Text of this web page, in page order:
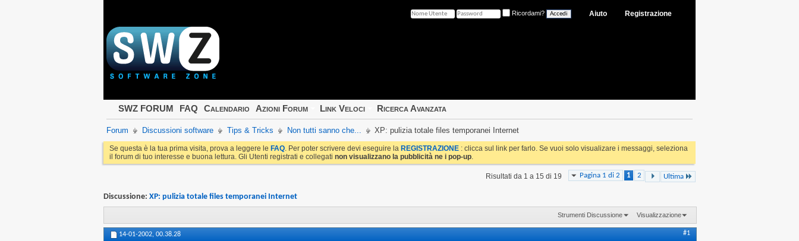
Registrazione
Aiuto
Ricordami?
SWZ FORUM FAQ Calendario Azioni Forum Link Veloci Ricerca Avanzata
Forum Discussioni software Tips & Tricks Non tutti sanno che... XP: pulizia totale files temporanei Internet
Se questa è la tua prima visita, prova a leggere le FAQ. Per poter scrivere devi eseguire la REGISTRAZIONE : clicca sul link per farlo. Se vuoi solo visualizare i messaggi, seleziona
il forum di tuo interesse e buona lettura. Gli Utenti registrati e collegati non visualizzano la pubblicità ne i pop-up.
Pagina 1 di 2 1 2 Ultima
Risultati da 1 a 15 di 19
Discussione: XP: pulizia totale files temporanei Internet
Strumenti Discussione Visualizzazione
14-01-2002, 00.38.28 #1